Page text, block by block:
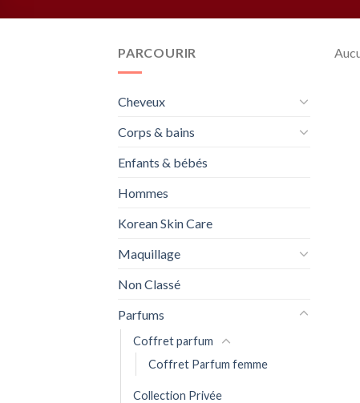
PARCOURIR
Cheveux
Corps & bains
Enfants & bébés
Hommes
Korean Skin Care
Maquillage
Non Classé
Parfums
Coffret parfum
Coffret Parfum femme
Collection Privée